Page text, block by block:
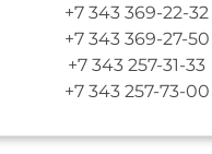
+7 343 369-22-32
+7 343 369-27-50
+7 343 257-31-33
+7 343 257-73-00